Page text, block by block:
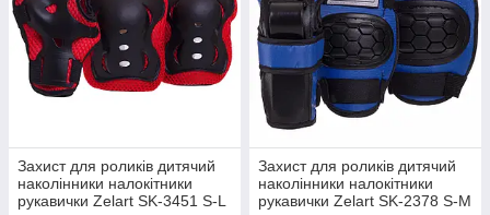
Захист для роликів дитячий
наколінники налокітники
рукавички Zelart SK-3451 S-L
Захист для роликів дитячий
наколінники налокітники
рукавички Zelart SK-2378 S-M